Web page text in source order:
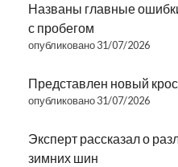
Названы главные
с пробегом
опубликовано 31/07/2026
Представлен новый
опубликовано 31/07/2026
Эксперт рассказал о
зимних шин